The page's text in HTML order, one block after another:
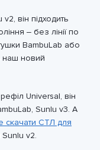
він підходить
– без лінії по
BambuLab або
наш новий
Universal, він
Sunlu v3. А
скачати СТЛ для
Sunlu v2.